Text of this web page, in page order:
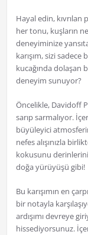
Hayal edin,
her tonu, kuşların
deneyiminize
karışım, sizi
kucağında dolaşan
deneyim sunuyor?
Öncelikle, Davidoff
sarıp sarmalıyor.
büyüleyici
nefes alışınızla
kokusunu
doğa yürüyüşü gibi!
Bu karışımın en
bir notayla
ardışımı devreye
hissediyorsunuz.